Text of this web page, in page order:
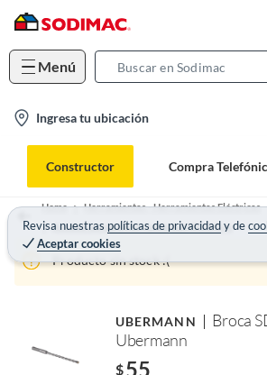
Menú
c
B
a
n
Ingresa tu ubicación
Constructor Compra
Revisa nuestras políticas de privacidadyde
Aceptar cookies
Home
Herramientas - Herramientas Eléctricas
Accesorios para Herramientas Eléctricas
Producto sin stock :(
UBERMANN
Broca
Ubermann
$55